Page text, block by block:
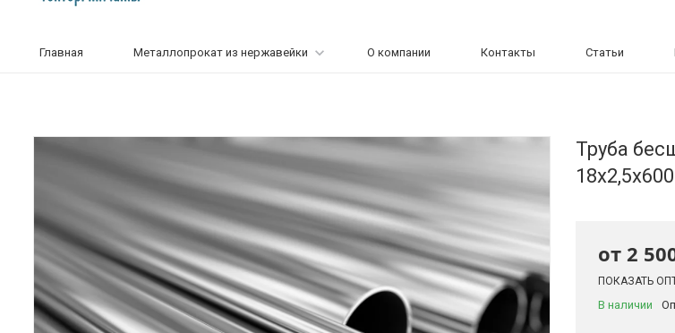
Главная Металлопрокат из нержавейки О компании Контакты Статьи
Труба
от 2
ПОКАЗАТЬ
В наличии